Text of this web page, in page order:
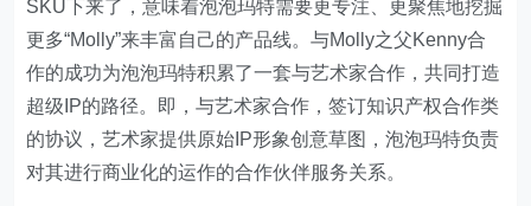
SKU下来了，意味着泡泡玛特需要更专注、更聚焦地挖掘
更多“Molly”来丰富自己的产品线。与Molly之父Kenny合
作的成功为泡泡玛特积累了一套与艺术家合作，共同打造
超级IP的路径。即，与艺术家合作，签订知识产权合作类
的协议，艺术家提供原始IP形象创意草图，泡泡玛特负责
对其进行商业化的运作的合作伙伴服务关系。